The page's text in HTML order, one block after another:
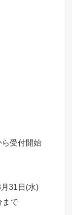
受付開始
31日(水)
まで